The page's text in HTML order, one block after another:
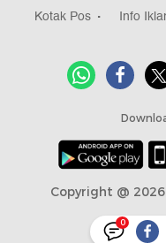
0
Kotak Pos
Info
Copyright @